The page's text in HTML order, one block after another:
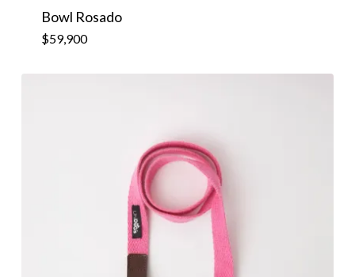
Bowl Rosado
$59,900